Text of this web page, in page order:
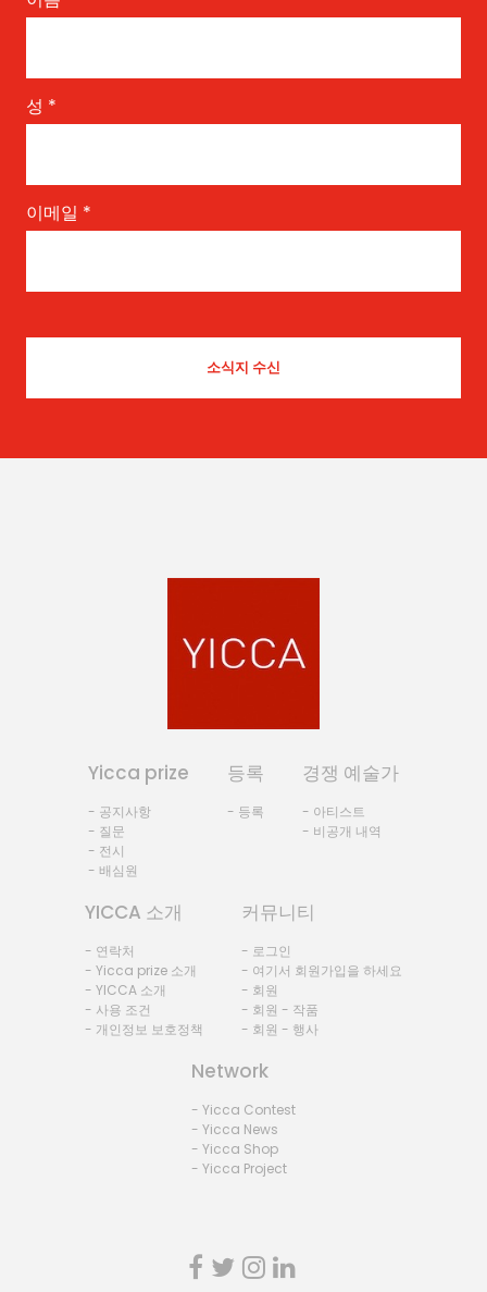
성 *
이메일 *
Yicca prize
- 공지사항
- 질문
- 전시
- 배심원
등록
- 등록
경쟁 예술가
- 아티스트
- 비공개 내역
YICCA 소개
- 연락처
- Yicca prize 소개
- YICCA 소개
- 사용 조건
- 개인정보 보호정책
커뮤니티
- 로그인
- 여기서 회원가입을 하세요
- 회원
- 회원 - 작품
- 회원 - 행사
Network
- Yicca Contest
- Yicca News
- Yicca Shop
- Yicca Project